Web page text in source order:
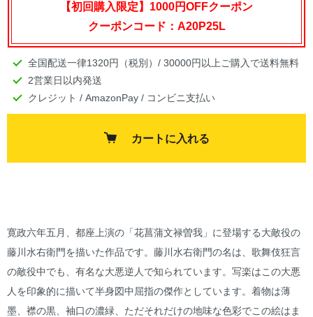
【初回購入限定】1000円OFFクーポン
クーポンコード：A20P25L
全国配送一律1320円（税別）/ 30000円以上ご購入で送料無料
2営業日以内発送
クレジット / AmazonPay / コンビニ支払い
カートに入れる
寛政六年五月、都座上演の「花菖蒲文禄曽我」に登場する大敵役の
藤川水右衛門を描いた作品です。藤川水右衛門の名は、歌舞伎狂言
の敵役中でも、有名な大悪逆人で知られています。写楽はこの大悪
人を印象的に描いて半身図中屈指の傑作としています。着物は薄
墨、襟の黒、袖口の濃緑、ただそれだけの地味な色彩でこの絵はま